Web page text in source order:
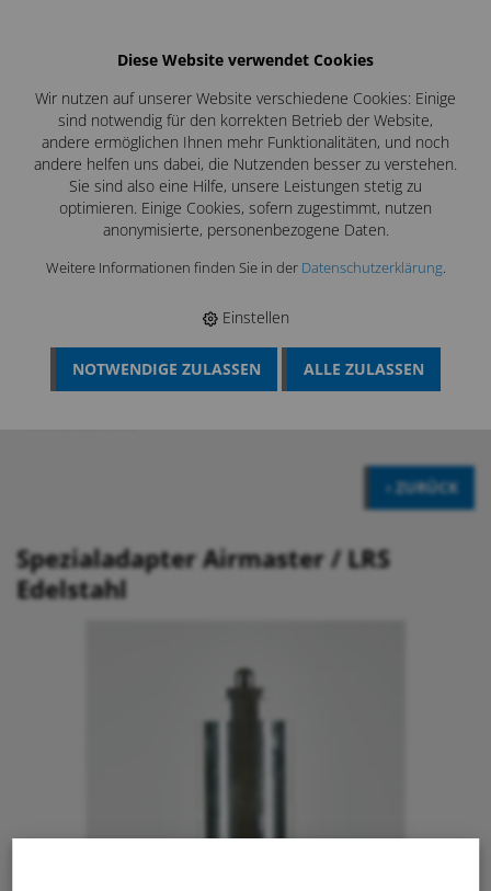
BÖSCH MRS › LÜFTUNGSREINIGUNG
SONDERWERKZEUGE
‹ ZURÜCK
Spezialadapter Airmaster / LRS
Edelstahl
Diese Website verwendet Cookies
Wir nutzen auf unserer Website verschiedene Cookies: Einige
sind notwendig für den korrekten Betrieb der Website,
andere ermöglichen Ihnen mehr Funktionalitäten, und noch
andere helfen uns dabei, die Nutzenden besser zu verstehen.
Sie sind also eine Hilfe, unsere Leistungen stetig zu
optimieren. Einige Cookies, sofern zugestimmt, nutzen
anonymisierte, personenbezogene Daten.
Weitere Informationen finden Sie in der Datenschutzerklärung.
Einstellen
NOTWENDIGE ZULASSEN ALLE ZULASSEN